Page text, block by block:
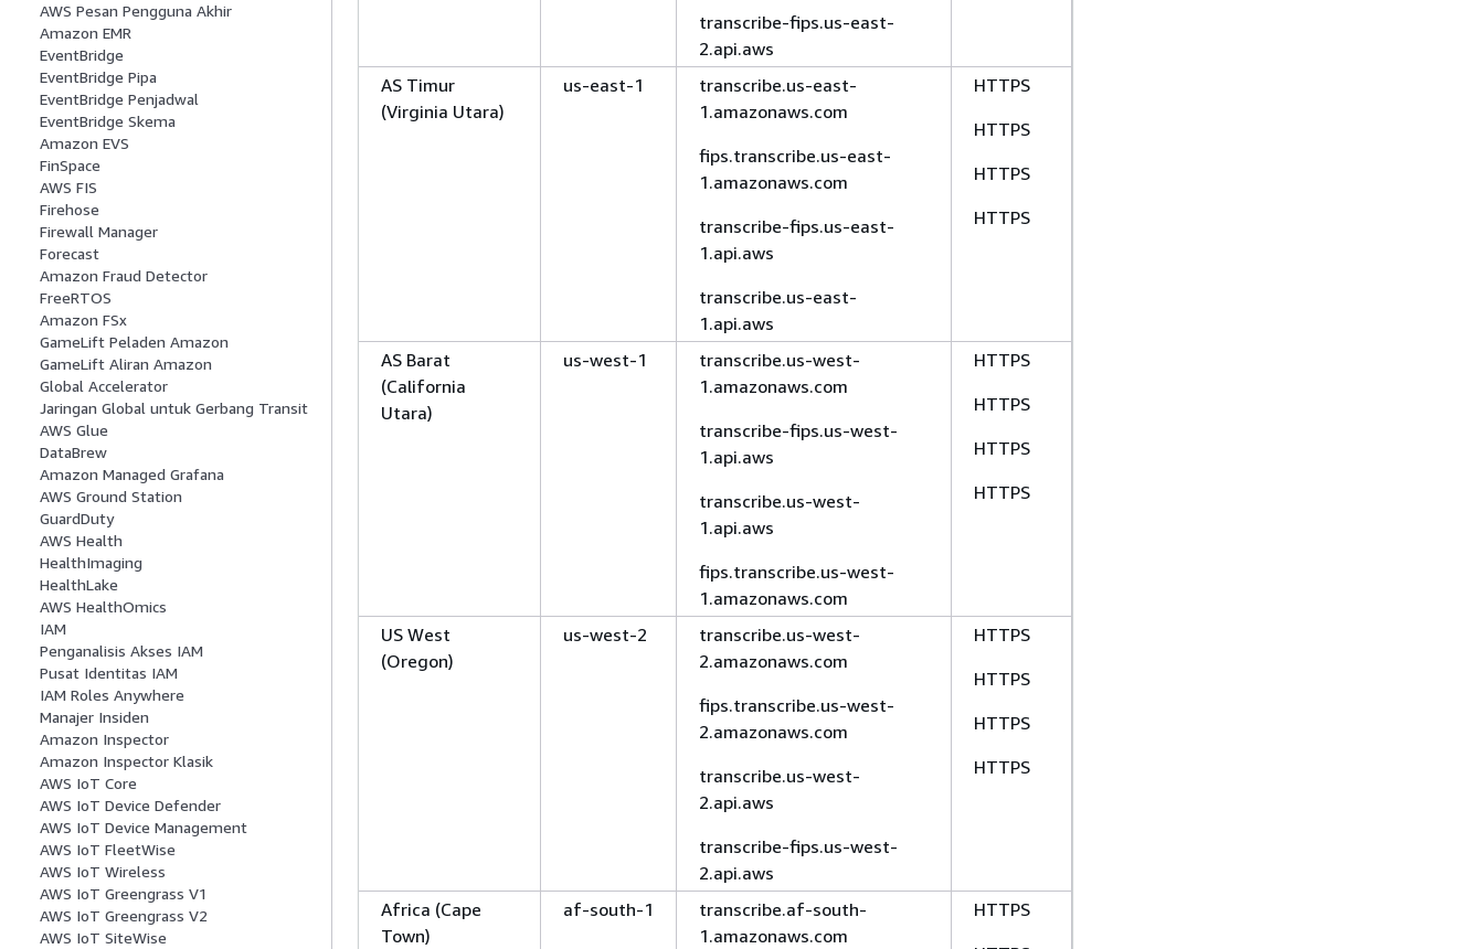
AWS Pesan Pengguna Akhir
Amazon EMR
EventBridge
EventBridge Pipa
EventBridge Penjadwal
EventBridge Skema
Amazon EVS
FinSpace
AWS FIS
Firehose
Firewall Manager
Forecast
Amazon Fraud Detector
FreeRTOS
Amazon FSx
GameLift Peladen Amazon
GameLift Aliran Amazon
Global Accelerator
Jaringan Global untuk Gerbang Transit
AWS Glue
DataBrew
Amazon Managed Grafana
AWS Ground Station
GuardDuty
AWS Health
HealthImaging
HealthLake
AWS HealthOmics
IAM
Penganalisis Akses IAM
Pusat Identitas IAM
IAM Roles Anywhere
Manajer Insiden
Amazon Inspector
Amazon Inspector Klasik
AWS IoT Core
AWS IoT Device Defender
AWS IoT Device Management
AWS IoT FleetWise
AWS IoT Wireless
AWS IoT Greengrass V1
AWS IoT Greengrass V2
AWS IoT SiteWise
transcribe-fips.us-east-
2.api.aws
AS Timur
(Virginia Utara)
us-east-1
transcribe.us-east-
1.amazonaws.com
fips.transcribe.us-east-
1.amazonaws.com
transcribe-fips.us-east-
1.api.aws
transcribe.us-east-
1.api.aws
HTTPS
HTTPS
HTTPS
HTTPS
AS Barat
(California
Utara)
us-west-1
transcribe.us-west-
1.amazonaws.com
transcribe-fips.us-west-
1.api.aws
transcribe.us-west-
1.api.aws
fips.transcribe.us-west-
1.amazonaws.com
HTTPS
HTTPS
HTTPS
HTTPS
US West
(Oregon)
us-west-2
transcribe.us-west-
2.amazonaws.com
fips.transcribe.us-west-
2.amazonaws.com
transcribe.us-west-
2.api.aws
transcribe-fips.us-west-
2.api.aws
HTTPS
HTTPS
HTTPS
HTTPS
Africa (Cape
Town)
af-south-1
transcribe.af-south-
1.amazonaws.com
HTTPS